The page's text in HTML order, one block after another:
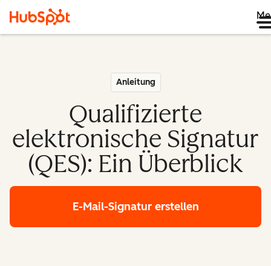
Anleitung
Qualifizierte
elektronische Signatur
(QES): Ein Überblick
E-Mail-Signatur erstellen